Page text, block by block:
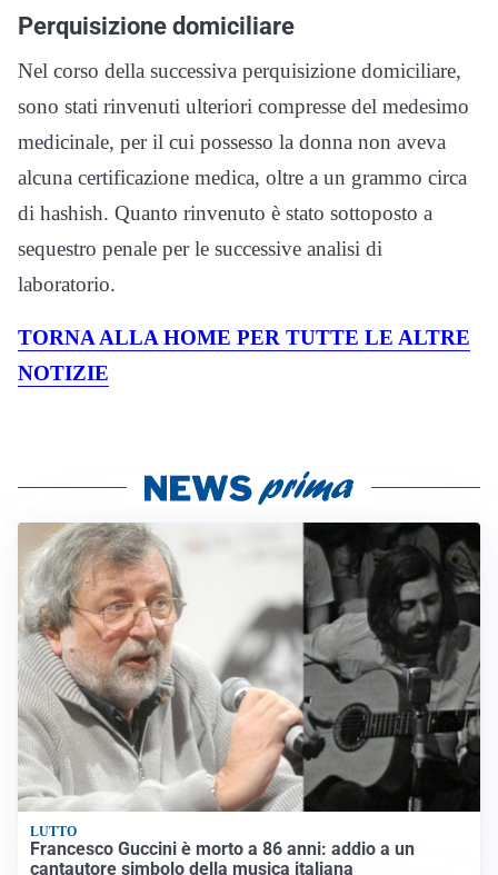
Perquisizione domiciliare
Nel corso della successiva perquisizione domiciliare,
sono stati rinvenuti ulteriori compresse del medesimo
medicinale, per il cui possesso la donna non aveva
alcuna certificazione medica, oltre a un grammo circa
di hashish. Quanto rinvenuto è stato sottoposto a
sequestro penale per le successive analisi di
laboratorio.
TORNA ALLA HOME PER TUTTE LE ALTRE
NOTIZIE
LUTTO
Francesco Guccini è morto a 86 anni: addio a un
cantautore simbolo della musica italiana